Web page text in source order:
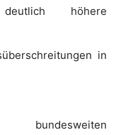
höhere
in